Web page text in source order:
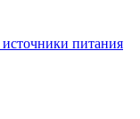
питания